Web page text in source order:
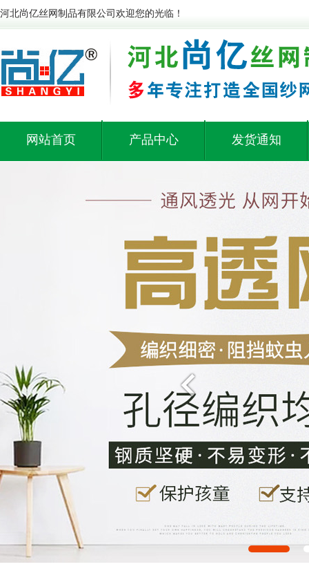
河北尚亿丝网制品有限公司欢迎您的光临！
网站首页 产品中心 发货通知